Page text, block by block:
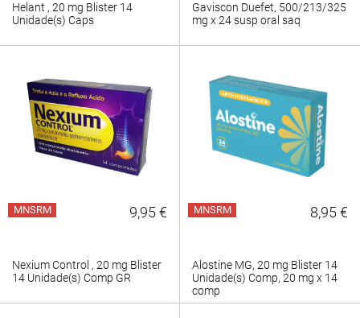
Helant , 20 mg Blister 14
Unidade(s) Caps
Gaviscon Duefet, 500/213/325
mg x 24 susp oral saq
MNSRM 9,95 €
Nexium Control , 20 mg Blister
14 Unidade(s) Comp GR
MNSRM 8,95 €
Alostine MG, 20 mg Blister 14
Unidade(s) Comp, 20 mg x 14
comp